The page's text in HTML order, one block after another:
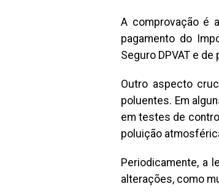
A comprovação é
pagamento do
Seguro DPVAT e
Outro aspecto
poluentes. Em
em testes de
poluição
Periodicamente, a
alterações, como